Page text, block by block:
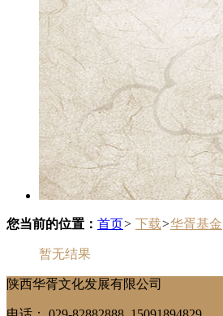
您当前的位置： 首页> 下载>华胥基金
暂无结果
陕西华胥文化发展有限公司